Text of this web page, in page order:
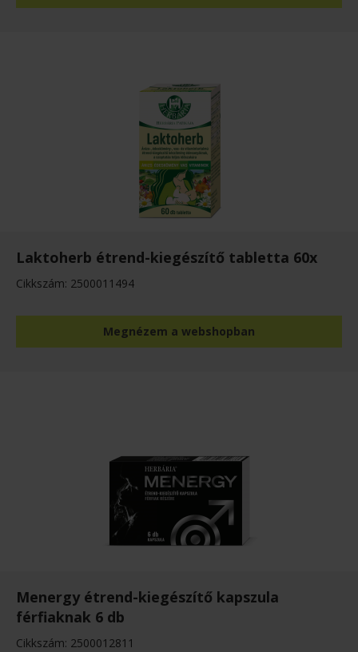
Laktoherb étrend-kiegészítő tabletta 60x
Cikkszám: 2500011494
Megnézem a webshopban
Menergy étrend-kiegészítő kapszula
férfiaknak 6 db
Cikkszám: 2500012811